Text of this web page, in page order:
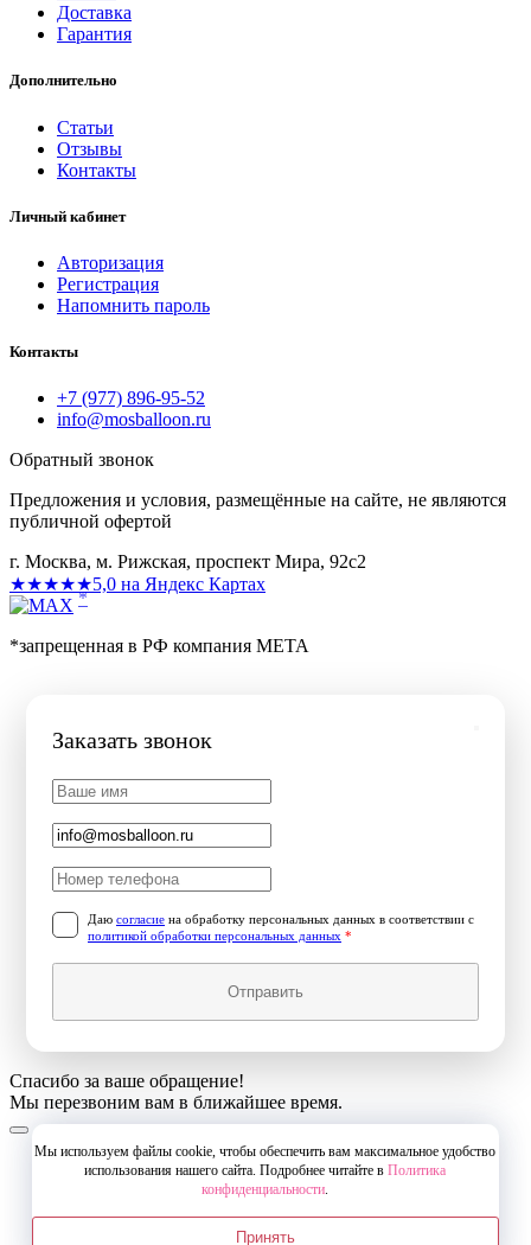
Доставка
Гарантия
Дополнительно
Статьи
Отзывы
Контакты
Личный кабинет
Авторизация
Регистрация
Напомнить пароль
Контакты
+7 (977) 896-95-52
info@mosballoon.ru
Обратный звонок
Предложения и условия, размещённые на сайте, не являются
публичной офертой
г. Москва, м. Рижская, проспект Мира, 92с2
★★★★★5,0 на Яндекс Картах
*
*запрещенная в РФ компания МЕТА
Заказать звонок
Даю согласие на обработку персональных данных в соответствии с
политикой обработки персональных данных *
Отправить
Спасибо за ваше обращение!
Мы перезвоним вам в ближайшее время.
Мы используем файлы cookie, чтобы обеспечить вам максимальное удобство
использования нашего сайта. Подробнее читайте вПолитика
конфиденциальности.
Принять